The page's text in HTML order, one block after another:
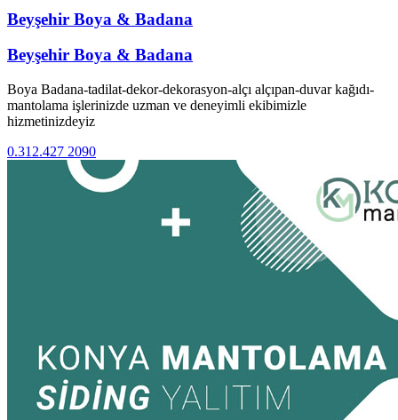
Beyşehir Boya & Badana
Beyşehir Boya & Badana
Boya Badana-tadilat-dekor-dekorasyon-alçı alçıpan-duvar kağıdı-
mantolama işlerinizde uzman ve deneyimli ekibimizle
hizmetinizdeyiz
0.312.427 2090